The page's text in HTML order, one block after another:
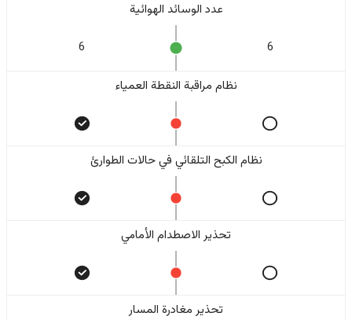
عدد الوسائد الهوائية
6
6
نظام مراقبة النقطة العمياء
نظام الكبح التلقائي في حالات الطوارئ
تحذير الاصطدام الأمامي
تحذير مغادرة المسار